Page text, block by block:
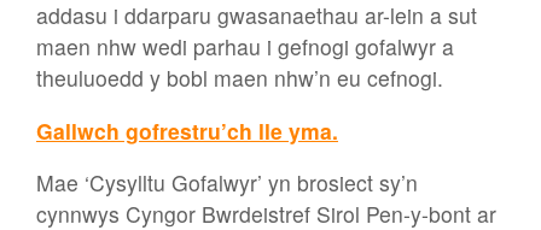
addasu i ddarparu gwasanaethau ar-lein a sut
maen nhw wedi parhau i gefnogi gofalwyr a
theuluoedd y bobl maen nhw’n eu cefnogi.
Gallwch gofrestru’ch lle yma.
Mae ‘Cysylltu Gofalwyr’ yn brosiect sy’n
cynnwys Cyngor Bwrdeistref Sirol Pen-y-bont ar